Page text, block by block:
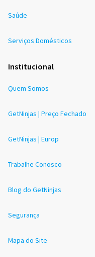
Saúde
Serviços Domésticos
Institucional
Quem Somos
GetNinjas | Preço Fechado
GetNinjas | Europ
Trabalhe Conosco
Blog do GetNinjas
Segurança
Mapa do Site